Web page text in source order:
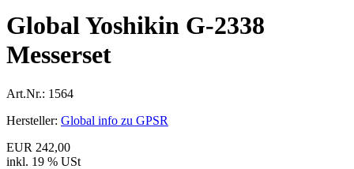
Global Yoshikin G-2338
Messerset
Art.Nr.: 1564
Hersteller: Global info zu GPSR
EUR 242,00
inkl. 19 % USt